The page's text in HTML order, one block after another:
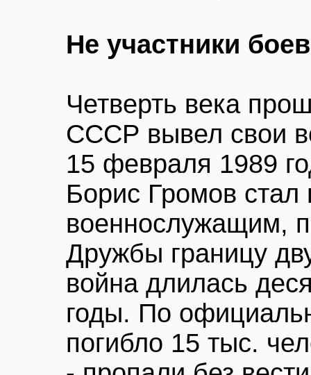
Не участники
Четверть века
СССР вывел свои
15 февраля 1989
Борис Громов стал
военнослужащим,
Дружбы границу
война длилась
годы. По
погибло 15 тыс.